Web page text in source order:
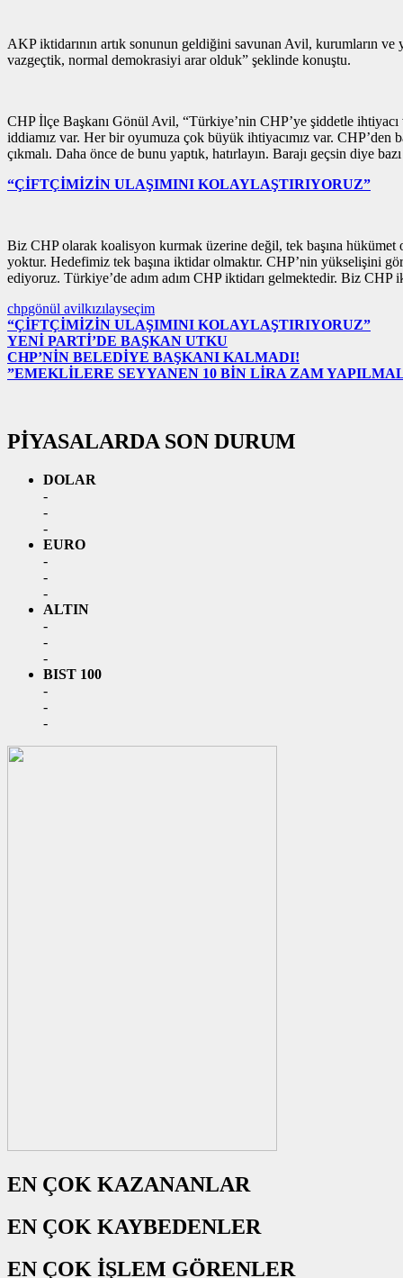
AKP iktidarının artık sonunun geldiğini savunan Avil, kurumların
vazgeçtik, normal demokrasiyi arar olduk” şeklinde konuştu.
CHP İlçe Başkanı Gönül Avil, “Türkiye’nin CHP’ye şiddetle
iddiamız var. Her bir oyumuza çok büyük ihtiyacımız var.
çıkmalı. Daha önce de bunu yaptık, hatırlayın. Barajı geçsin diye
“ÇİFTÇİMİZİN ULAŞIMINI KOLAYLAŞTIRIYORUZ”
Biz CHP olarak koalisyon kurmak üzerine değil, tek başına
yoktur. Hedefimiz tek başına iktidar olmaktır. CHP’nin yükselişini
ediyoruz. Türkiye’de adım adım CHP iktidarı gelmektedir. Biz CHP
chpgönül avilkızılayseçim
“ÇİFTÇİMİZİN ULAŞIMINI KOLAYLAŞTIRIYORUZ”
YENİ PARTİ’DE BAŞKAN UTKU
CHP’NİN BELEDİYE BAŞKANI KALMADI!
”EMEKLİLERE SEYYANEN 10 BİN LİRA ZAM
PİYASALARDA SON DURUM
DOLAR
-
-
-
EURO
-
-
-
ALTIN
-
-
-
BIST 100
-
-
-
EN ÇOK KAZANANLAR
EN ÇOK KAYBEDENLER
EN ÇOK İŞLEM GÖRENLER